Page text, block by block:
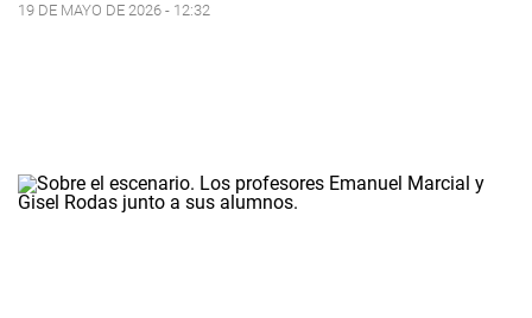
19 DE MAYO DE 2026 - 12:32